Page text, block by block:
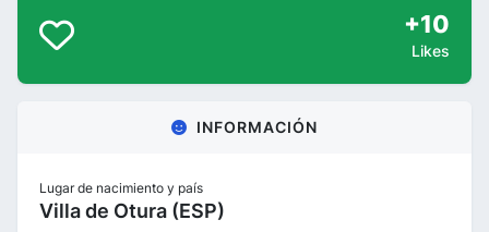
+10
Likes
INFORMACIÓN
Lugar de nacimiento y país
Villa de Otura (ESP)